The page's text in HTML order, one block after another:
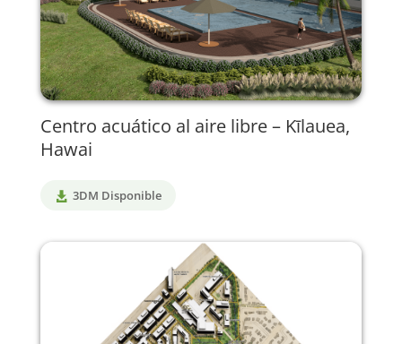
Centro acuático al aire libre – Kīlauea,
Hawai
3DM Disponible